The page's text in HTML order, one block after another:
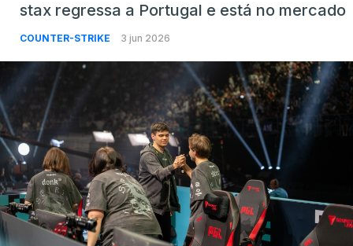
stax regressa a Portugal e está no mercado
COUNTER-STRIKE 3 jun 2026